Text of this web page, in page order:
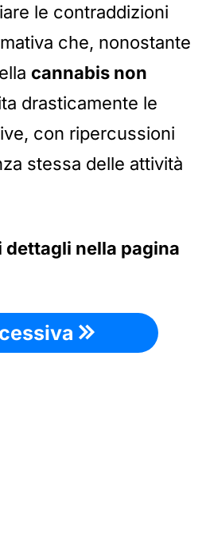
le contraddizioni
che, nonostante
cannabis non
drasticamente le
con ripercussioni
stessa delle attività
nella pagina